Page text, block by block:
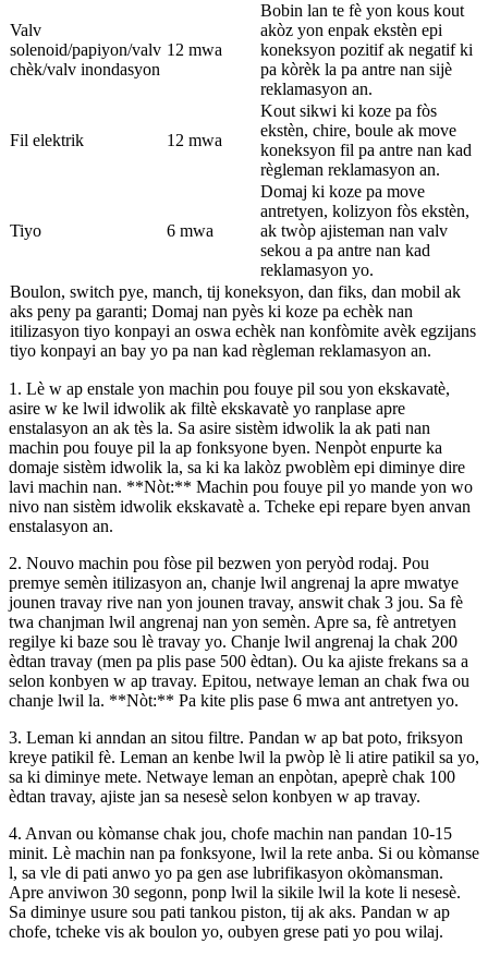
Valv
solenoid/papiyon/valv
chèk/valv inondasyon
12 mwa
Bobin lan te fè yon kous kout
akòz yon enpak ekstèn epi
koneksyon pozitif ak negatif ki
pa kòrèk la pa antre nan sijè
reklamasyon an.
Fil elektrik 12 mwa
Kout sikwi ki koze pa fòs
ekstèn, chire, boule ak move
koneksyon fil pa antre nan kad
règleman reklamasyon an.
Tiyo 6 mwa
Domaj ki koze pa move
antretyen, kolizyon fòs ekstèn,
ak twòp ajisteman nan valv
sekou a pa antre nan kad
reklamasyon yo.
Boulon, switch pye, manch, tij koneksyon, dan fiks, dan mobil ak
aks peny pa garanti; Domaj nan pyès ki koze pa echèk nan
itilizasyon tiyo konpayi an oswa echèk nan konfòmite avèk egzijans
tiyo konpayi an bay yo pa nan kad règleman reklamasyon an.
1. Lè w ap enstale yon machin pou fouye pil sou yon ekskavatè,
asire w ke lwil idwolik ak filtè ekskavatè yo ranplase apre
enstalasyon an ak tès la. Sa asire sistèm idwolik la ak pati nan
machin pou fouye pil la ap fonksyone byen. Nenpòt enpurte ka
domaje sistèm idwolik la, sa ki ka lakòz pwoblèm epi diminye dire
lavi machin nan. **Nòt:** Machin pou fouye pil yo mande yon wo
nivo nan sistèm idwolik ekskavatè a. Tcheke epi repare byen anvan
enstalasyon an.
2. Nouvo machin pou fòse pil bezwen yon peryòd rodaj. Pou
premye semèn itilizasyon an, chanje lwil angrenaj la apre mwatye
jounen travay rive nan yon jounen travay, answit chak 3 jou. Sa fè
twa chanjman lwil angrenaj nan yon semèn. Apre sa, fè antretyen
regilye ki baze sou lè travay yo. Chanje lwil angrenaj la chak 200
èdtan travay (men pa plis pase 500 èdtan). Ou ka ajiste frekans sa a
selon konbyen w ap travay. Epitou, netwaye leman an chak fwa ou
chanje lwil la. **Nòt:** Pa kite plis pase 6 mwa ant antretyen yo.
3. Leman ki anndan an sitou filtre. Pandan w ap bat poto, friksyon
kreye patikil fè. Leman an kenbe lwil la pwòp lè li atire patikil sa yo,
sa ki diminye mete. Netwaye leman an enpòtan, apeprè chak 100
èdtan travay, ajiste jan sa nesesè selon konbyen w ap travay.
4. Anvan ou kòmanse chak jou, chofe machin nan pandan 10-15
minit. Lè machin nan pa fonksyone, lwil la rete anba. Si ou kòmanse
l, sa vle di pati anwo yo pa gen ase lubrifikasyon okòmansman.
Apre anviwon 30 segonn, ponp lwil la sikile lwil la kote li nesesè.
Sa diminye usure sou pati tankou piston, tij ak aks. Pandan w ap
chofe, tcheke vis ak boulon yo, oubyen grese pati yo pou wilaj.